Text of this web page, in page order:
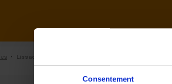
Consentement
· Lissac de Cachan